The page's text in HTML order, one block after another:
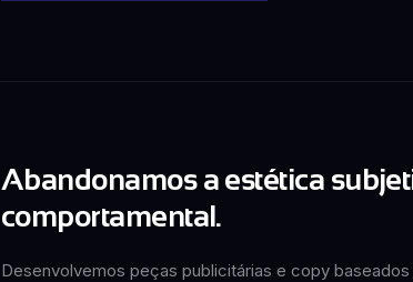
Abandonamos a estética
comportamental.
Desenvolvemos peças publicitárias e copy